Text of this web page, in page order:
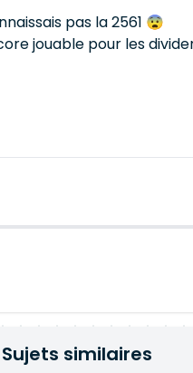
pas la 2561 😨
jouable pour les
Sujets similaires